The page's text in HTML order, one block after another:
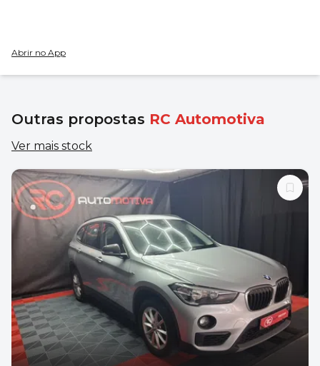
Abrir no App
Outras propostas RC Automotiva
Ver mais stock